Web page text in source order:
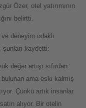
Özer, otel yatırımının
belirtti.
deneyim odaklı
kaydetti:
değer artışı sıfırdan
ama eski kalmış
Çünkü artık insanlar
alıyor. Bir otelin